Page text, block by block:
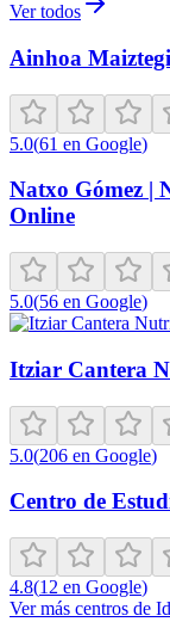
Ver todos
Ainhoa
5.0(61 en Google)
Natxo Gómez |
Online
5.0(56 en Google)
Itziar Cantera
5.0(206 en Google)
Centro de
4.8(12 en Google)
Ver más centros de